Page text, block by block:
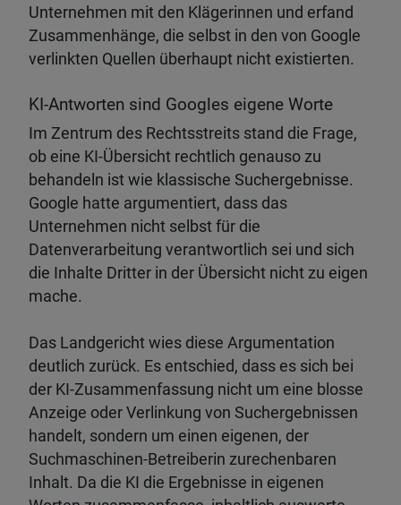
Unternehmen mit den Klägerinnen und erfand
Zusammenhänge, die selbst in den von Google
verlinkten Quellen überhaupt nicht existierten.
KI-Antworten sind Googles eigene Worte
Im Zentrum des Rechtsstreits stand die Frage,
ob eine KI-Übersicht rechtlich genauso zu
behandeln ist wie klassische Suchergebnisse.
Google hatte argumentiert, dass das
Unternehmen nicht selbst für die
Datenverarbeitung verantwortlich sei und sich
die Inhalte Dritter in der Übersicht nicht zu eigen
mache.
Das Landgericht wies diese Argumentation
deutlich zurück. Es entschied, dass es sich bei
der KI-Zusammenfassung nicht um eine blosse
Anzeige oder Verlinkung von Suchergebnissen
handelt, sondern um einen eigenen, der
Suchmaschinen-Betreiberin zurechenbaren
Inhalt. Da die KI die Ergebnisse in eigenen